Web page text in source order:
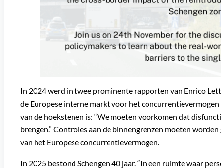
In 2024 werd in twee prominente rapporten van Enrico
de Europese interne markt voor het
van de hoekstenen is: “We moeten voorkomen dat
brengen.” Controles aan de binnengrenzen moeten
van het Europese concurrentievermogen.
In 2025 bestond Schengen 40 jaar. “In een ruimte waar